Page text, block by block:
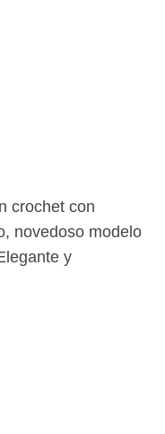
crochet con
novedoso modelo
y